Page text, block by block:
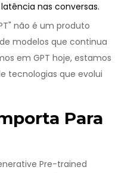
nas conversas.
não é um produto
modelos que continua
em GPT hoje, estamos
tecnologias que evolui
Para
Pre-trained